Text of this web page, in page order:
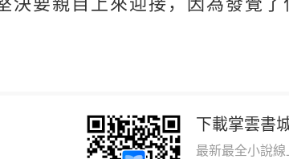
下載掌雲書
最新最全小說